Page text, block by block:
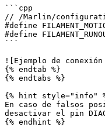
```cpp
// /Marlin/
#define
#define
```
![Ejemplo de
{% endtab %}
{% endtabs %}
{% hint style="info"
En caso de falsos
desactivar el pin
{% endhint %}